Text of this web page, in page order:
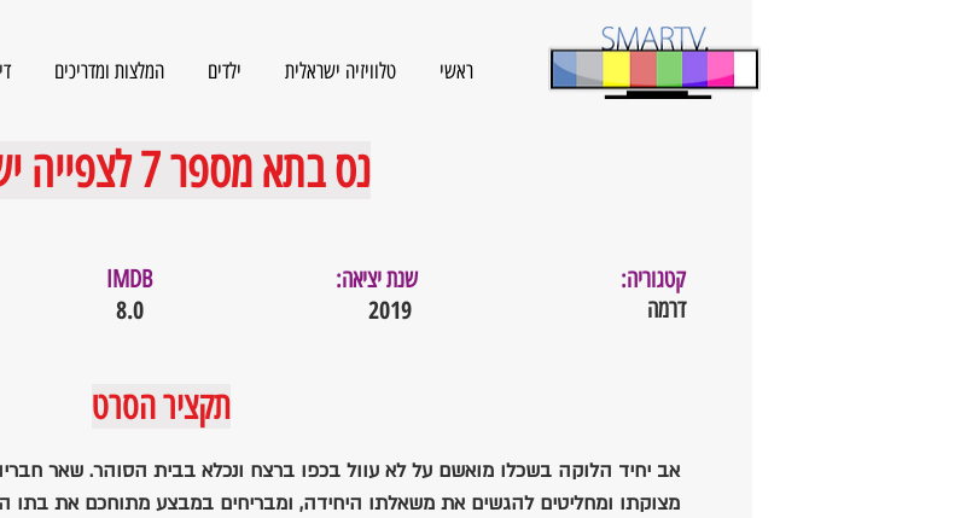
ראשי טלוויזיה ישראלית ילדים המלצות ומדריכים
נס בתא מספר 7 לצפייה ישירה
IMDB
8.0
שנת יציאה:
2019
קטגוריה:
דרמה
תקציר הסרט
אב יחיד הלוקה בשכלו מואשם על לא עוול בכפו ברצח ונכלא בבית הסוהר. שאר
מצוקתו ומחליטים להגשים את משאלתו היחידה, ומבריחים במבצע מתוחכם את